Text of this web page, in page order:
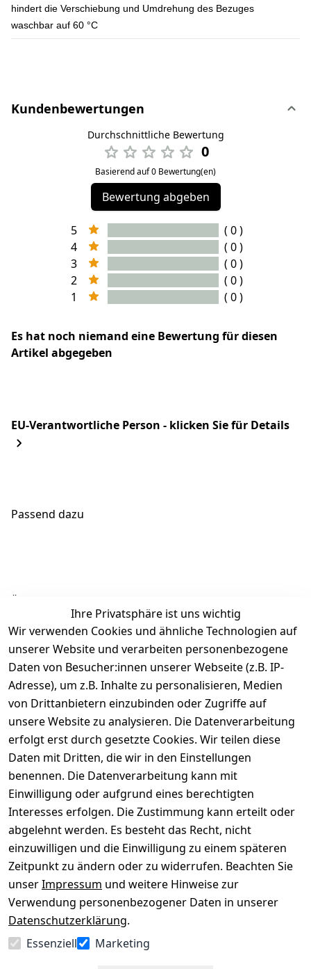
hindert die Verschiebung und Umdrehung des Bezuges
waschbar auf 60 °C
Kundenbewertungen
Durchschnittliche Bewertung
0
Basierend auf 0 Bewertung(en)
Bewertung abgeben
5
( 0 )
4
( 0 )
3
( 0 )
2
( 0 )
1
( 0 )
Es hat noch niemand eine Bewertung für diesen
Artikel abgegeben
EU-Verantwortliche Person - klicken Sie für Details
Passend dazu
Ähnliche Produkte
Ihre Privatsphäre ist uns wichtig
Wir verwenden Cookies und ähnliche Technologien auf
unserer Website und verarbeiten personenbezogene
Daten von Besucher:innen unserer Webseite (z.B. IP-
Adresse), um z.B. Inhalte zu personalisieren, Medien
von Drittanbietern einzubinden oder Zugriffe auf
unsere Website zu analysieren. Die Datenverarbeitung
erfolgt erst durch gesetzte Cookies. Wir teilen diese
Daten mit Dritten, die wir in den Einstellungen
benennen. Die Datenverarbeitung kann mit
Einwilligung oder aufgrund eines berechtigten
Interesses erfolgen. Die Zustimmung kann erteilt oder
abgelehnt werden. Es besteht das Recht, nicht
einzuwilligen und die Einwilligung zu einem späteren
Zeitpunkt zu ändern oder zu widerrufen. Beachten Sie
unserImpressum und weitere Hinweise zur
Verwendung personenbezogener Daten in unserer
Datenschutzerklärung.
Essenziell
Marketing
Rechtliches
AGB
Impressum
Datenschutze
rklärung
Barrierefreihe
itserklärung
Widerrufsrec
ht
Über uns
Kontakt
Registrieren
Kataloge zum
Download
Pflege &
Kundendienst
Kiefermöbel
Hilfe
Wir
versenden
mit
Zahle
bequem per
Vertrag
widerrufen